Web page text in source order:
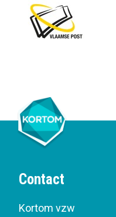
Contact
Kortom vzw